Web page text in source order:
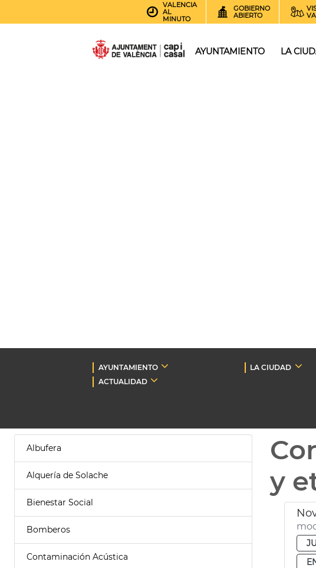
VALENCIA
AL
MINUTO
GOBIERNO
ABIERTO
AYUNTAMIENTO LA
AYUNTAMIENTO LA CIUDAD
ACTUALIDAD
Albufera
Alquería de Solache
Bienestar Social
Bomberos
Contaminación Acústica
y